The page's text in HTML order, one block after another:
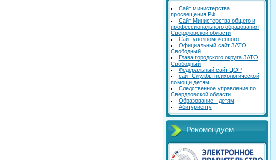
Сайт министерства
просвещения РФ
Сайт Министерства общего и
профессионального образования
Свердловской области
Сайт уполномоченного
Официальный сайт ЗАТО
Свободный
Глава городского округа ЗАТО
Свободный
Федеральный сайт ЦОР
сайт Службы психологической
помощи детям
Следственное управление по
Свердловской области
Образование - детям
Абитуриенту
Рекомендуем